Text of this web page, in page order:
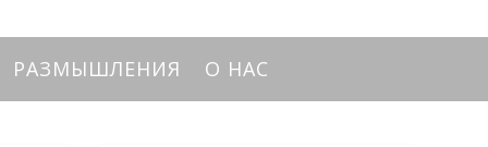
РАЗМЫШЛЕНИЯ О НАС